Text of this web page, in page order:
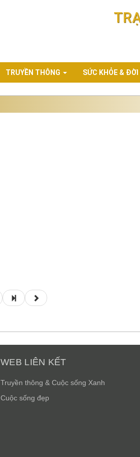
TRUYỀN THÔNG SỨC KHỎE & ĐỜI
WEB LIÊN KẾT
Truyền thông & Cuộc sống Xanh
Cuộc sống đẹp